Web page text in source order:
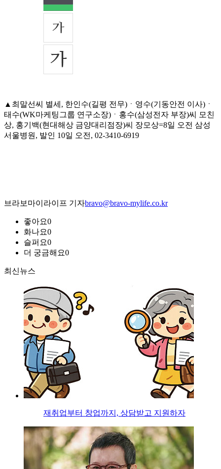
▲최말선씨 별세, 한인수(길평 전무)ㆍ영수(기동안전 이사)ㆍ
태수(WK마케팅그룹 연구소장)ㆍ홍수(삼성전자 부장)씨 모친
상, 홍기백(현대해상 금양대리점장)씨 장모상=8일 오전 삼성
서울병원, 발인 10일 오전, 02-3410-6919
브라보마이라이프 기자bravo@bravo-mylife.co.kr
좋아요0
화나요0
슬퍼요0
더 궁금해요0
최신뉴스
재취업부터 창업까지, 상담받고 지원하자